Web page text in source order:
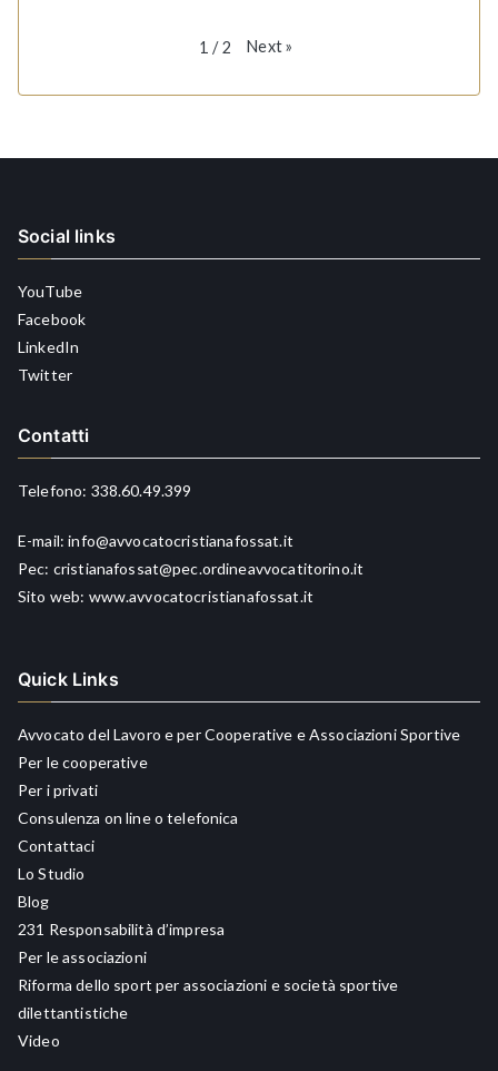
1 / 2 Next»
Social links
YouTube
Facebook
LinkedIn
Twitter
Contatti
Telefono: 338.60.49.399
E-mail:info@avvocatocristianafossat.it
Pec: cristianafossat@pec.ordineavvocatitorino.it
Sito web: www.avvocatocristianafossat.it
Quick Links
Avvocato del Lavoro e per Cooperative e Associazioni Sportive
Per le cooperative
Per i privati
Consulenza on line o telefonica
Contattaci
Lo Studio
Blog
231 Responsabilità d’impresa
Per le associazioni
Riforma dello sport per associazioni e società sportive
dilettantistiche
Video